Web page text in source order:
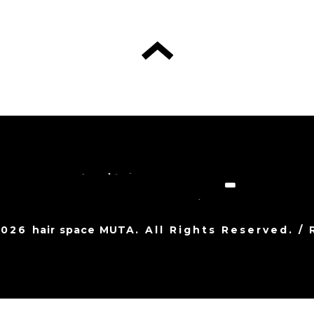
hair space MUTA. All Rights Reserved. /